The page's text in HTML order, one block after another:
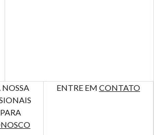
NOSSA
ENTRE EM CONTATO